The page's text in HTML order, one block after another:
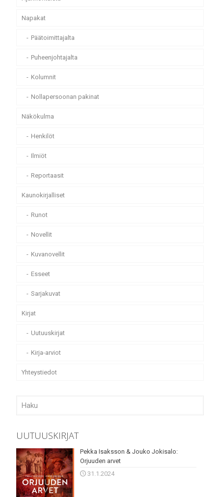
Napakat
Päätoimittajalta
Puheenjohtajalta
Kolumnit
Nollapersoonan pakinat
Näkökulma
Henkilöt
Ilmiöt
Reportaasit
Kaunokirjalliset
Runot
Novellit
Kuvanovellit
Esseet
Sarjakuvat
Kirjat
Uutuuskirjat
Kirja-arviot
Yhteystiedot
UUTUUSKIRJAT
Pekka Isaksson & Jouko Jokisalo:
Orjuuden arvet
31.1.2024